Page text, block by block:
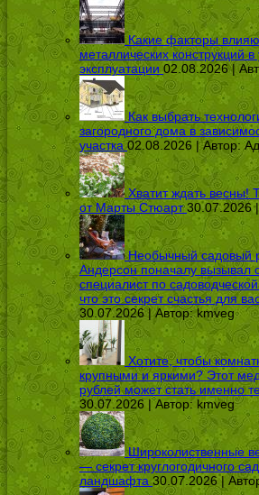
Какие факторы
металлических конструкций
эксплуатации 02.08.2026 |
Как выбрать
загородного дома в
участка 02.08.2026 | Автор:
Хватит ждать весны!
от Марты Стюарт 30.07.2026
Необычный садовый
Андерсон поначалу вызывал
специалист по
что это секрет счастья для
30.07.2026 | Автор:kmveg
Хотите, чтобы
крупными и яркими? Этот
рублей может стать именно
30.07.2026 | Автор: kmveg
Широколиственные
— секрет круглогодичного
ландшафта 30.07.2026 |